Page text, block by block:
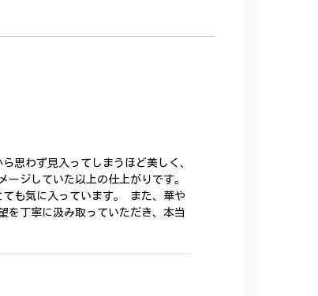
思わず見入ってしまうほど美しく、
ジしていた以上の仕上がりです。
も気に入っています。 また、華や
を丁寧に汲み取っていただき、本当